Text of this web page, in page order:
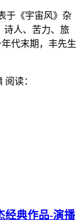
于《宇宙风》杂
诗人、苦力、旅
代末期，丰先生
阅读：
经典作品-演播